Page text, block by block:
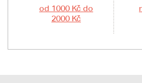
od 1000 Kč do
2000 Kč